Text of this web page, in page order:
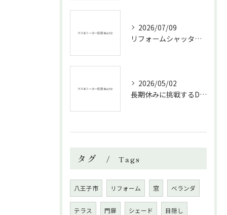
2026/07/09
リフォームシャッターで叶える台風対策の効果的方法
2026/05/02
長期休みに挑戦するDIYリフォームの極意
タグ Tags
八王子市 リフォーム 窓 ベランダ
テラス 門扉 シェード 目隠し